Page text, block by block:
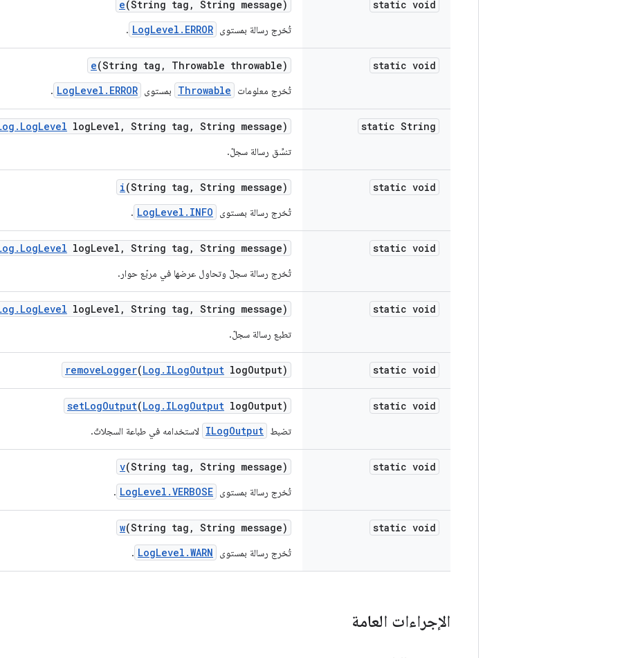
static void
e(String tag , String message)
تُخرج رسالة بمستوى LogLevel.ERROR
.
static void
e(String tag , Throwable throwable)
تُخرج معلومات Throwable بمستوى LogLevel.ERROR
.
static String
. LogLevel logLevel , String tag , String message)
تنسِّق رسالة سجلّ.
static void
i(String tag , String message)
تُخرج رسالة بمستوى LogLevel.INFO
.
static void
. LogLevel logLevel , String tag , String message)
تُخرج رسالة سجلّ وتحاول عرضها في مربّع حوار.
static void
. LogLevel logLevel , String tag , String message)
تطبع رسالة سجلّ.
static void
removeLogger(Log . ILogOutput logOutput)
static void
setLogOutput(Log . ILogOutput logOutput)
تضبط ILogOutput لاستخدامه في طباعة السجلاتّ.
static void
v(String tag , String message)
تُخرج رسالة بمستوى LogLevel.VERBOSE
.
static void
w(String tag , String message)
تُخرج رسالة بمستوى LogLevel.WARN
.
الإجراءات العامة